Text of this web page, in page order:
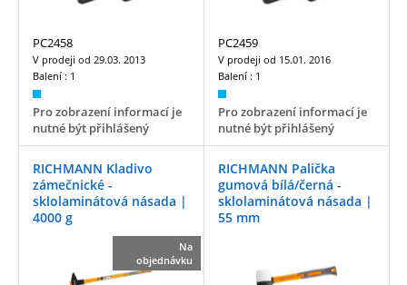
PC2458
V prodeji od 29.03. 2013
Balení : 1
Pro zobrazení informací je
nutné být přihlášený
PC2459
V prodeji od 15.01. 2016
Balení : 1
Pro zobrazení informací je
nutné být přihlášený
RICHMANN Kladivo
zámečnické -
sklolaminátová násada |
4000 g
Na
objednávku
RICHMANN Palička
gumová bílá/černá -
sklolaminátová násada |
55 mm